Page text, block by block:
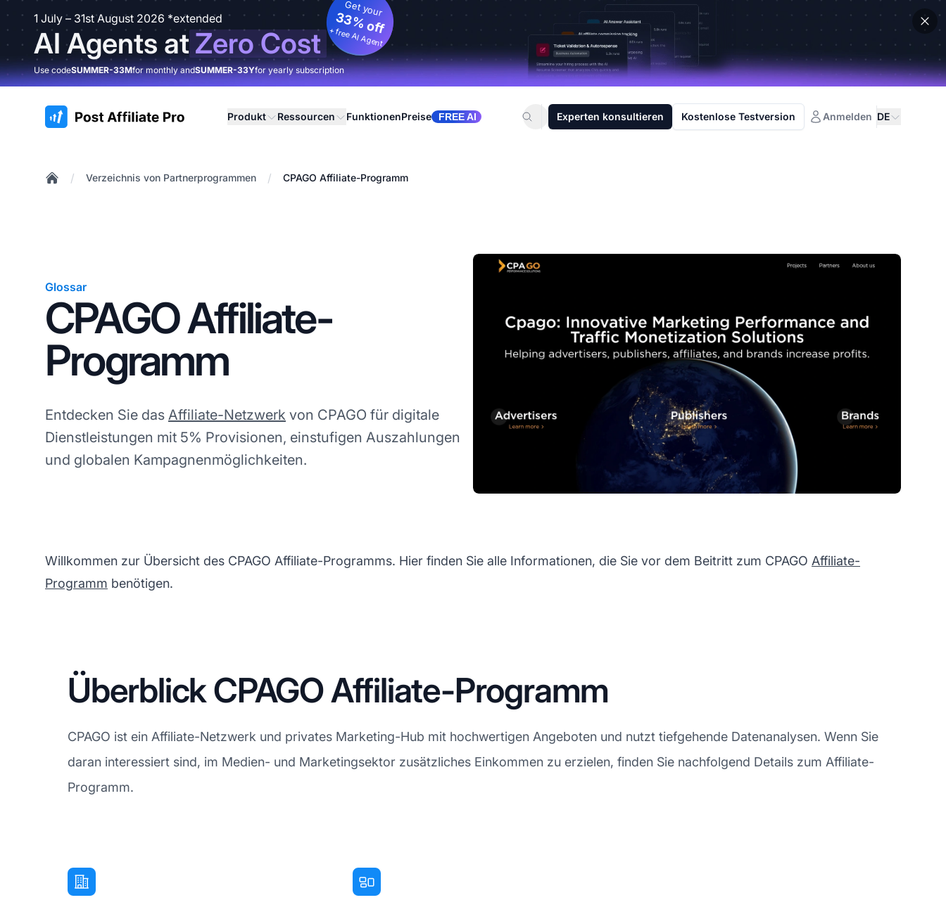
1 July – 31st August 2026 *extended
AI Agents atZero Cost
Get your
33% off
+ free AI Agent
Use codeSUMMER-33Mfor monthly andSUMMER-33Yfor yearly subscription
:site.title Produkt Ressourcen FunktionenPreise FREE AI Experten konsultieren Kostenlose Testversion Anmelden DE
/ Verzeichnis von Partnerprogrammen / CPAGO Affiliate-Programm
Glossar
CPAGO Affiliate-
Programm
Entdecken Sie das Affiliate-Netzwerk von CPAGO für digitale
Dienstleistungen mit 5% Provisionen, einstufigen Auszahlungen
und globalen Kampagnenmöglichkeiten.
Willkommen zur Übersicht des CPAGO Affiliate-Programms. Hier finden Sie alle Informationen, die Sie vor dem Beitritt zum CPAGO Affiliate-
Programm benötigen.
Überblick CPAGO Affiliate-Programm
CPAGO ist ein Affiliate-Netzwerk und privates Marketing-Hub mit hochwertigen Angeboten und nutzt tiefgehende Datenanalysen. Wenn Sie
daran interessiert sind, im Medien- und Marketingsektor zusätzliches Einkommen zu erzielen, finden Sie nachfolgend Details zum Affiliate-
Programm.